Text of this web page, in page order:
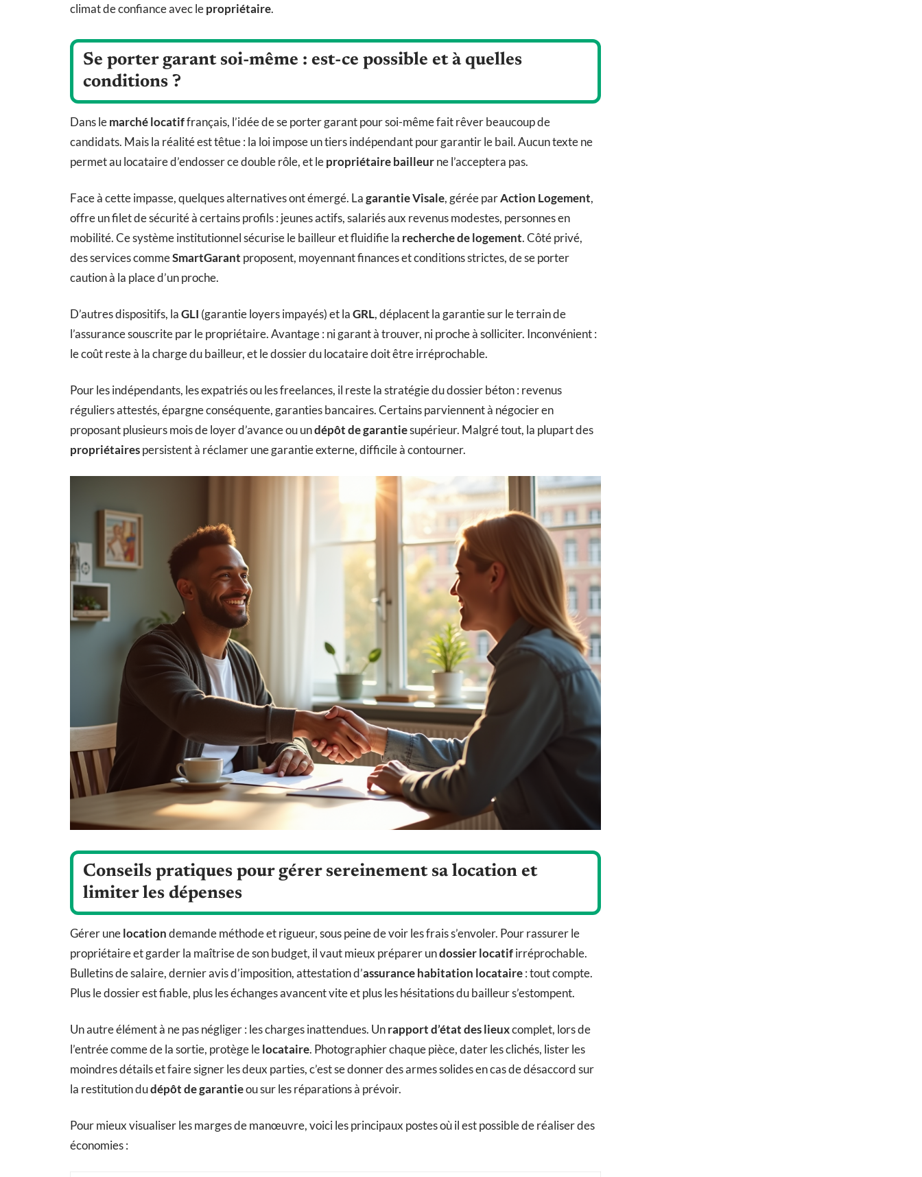
climat de confiance avec lepropriétaire.
Se porter garant soi-même : est-ce possible et à quelles
conditions ?
Dans lemarché locatiffrançais, l’idée de se porter garant pour soi-même fait rêver beaucoup de
candidats. Mais la réalité est têtue : la loi impose un tiers indépendant pour garantir le bail. Aucun texte ne
permet au locataire d’endosser ce double rôle, et lepropriétaire bailleurne l’acceptera pas.
Face à cette impasse, quelques alternatives ont émergé. Lagarantie Visale, gérée parAction Logement,
offre un filet de sécurité à certains profils : jeunes actifs, salariés aux revenus modestes, personnes en
mobilité. Ce système institutionnel sécurise le bailleur et fluidifie la recherche de logement. Côté privé,
des services commeSmartGarant proposent, moyennant finances et conditions strictes, de se porter
caution à la place d’un proche.
D’autres dispositifs, laGLI (garantie loyers impayés) et laGRL, déplacent la garantie sur le terrain de
l’assurance souscrite par le propriétaire. Avantage : ni garant à trouver, ni proche à solliciter. Inconvénient :
le coût reste à la charge du bailleur, et le dossier du locataire doit être irréprochable.
Pour les indépendants, les expatriés ou les freelances, il reste la stratégie du dossier béton : revenus
réguliers attestés, épargne conséquente, garanties bancaires. Certains parviennent à négocier en
proposant plusieurs mois de loyer d’avance ou undépôt de garantiesupérieur. Malgré tout, la plupart des
propriétairespersistent à réclamer une garantie externe, difficile à contourner.
Conseils pratiques pour gérer sereinement sa location et
limiter les dépenses
Gérer unelocationdemande méthode et rigueur, sous peine de voir les frais s’envoler. Pour rassurer le
propriétaire et garder la maîtrise de son budget, il vaut mieux préparer undossier locatifirréprochable.
Bulletins de salaire, dernier avis d’imposition, attestation d’assurance habitation locataire: tout compte.
Plus le dossier est fiable, plus les échanges avancent vite et plus les hésitations du bailleur s’estompent.
Un autre élément à ne pas négliger : les charges inattendues. Unrapport d’état des lieuxcomplet, lors de
l’entrée comme de la sortie, protège lelocataire. Photographier chaque pièce, dater les clichés, lister les
moindres détails et faire signer les deux parties, c’est se donner des armes solides en cas de désaccord sur
la restitution dudépôt de garantieou sur les réparations à prévoir.
Pour mieux visualiser les marges de manœuvre, voici les principaux postes où il est possible de réaliser des
économies :